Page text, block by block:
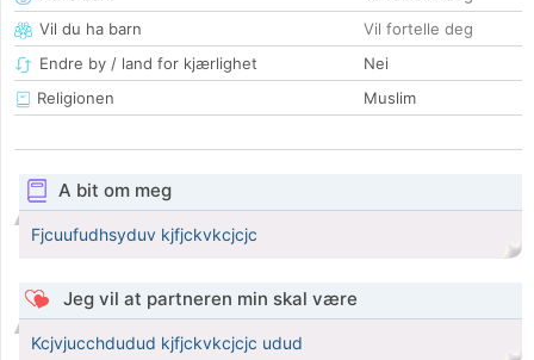
Vil du ha barn
Vil fortelle deg
Endre by / land for kjærlighet
Nei
Religionen
Muslim
A bit om meg
Fjcuufudhsyduv kjfjckvkcjcjc
Jeg vil at partneren min skal være
Kcjvjucchdudud kjfjckvkcjcjc udud